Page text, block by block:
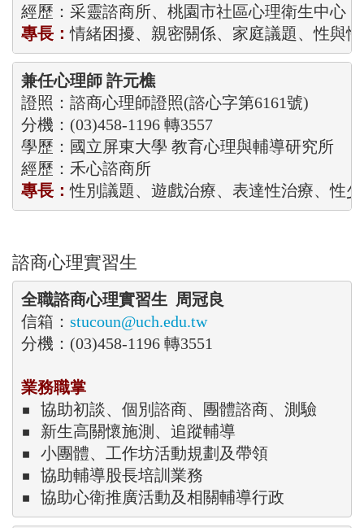
經歷：采靈諮商所、桃園市社區心理衛生中心
專長：情緒困擾、親密關係、家庭議題、性與
兼任心理師 許元樵
證照：諮商心理師證照(諮心字第6161號)
分機：(03)458-1196 轉3557
學歷：國立屏東大學 教育心理與輔導研究所
經歷：禾心諮商所
專長：性別議題、遊戲治療、表達性治療、性
諮商心理實習生
全職諮商心理實習生  周冠良
信箱：
stucoun@uch.edu.tw
分機：(03)458-1196 轉3551
業務職掌
▪ 協助初談、個別諮商、團體諮商、測驗
▪
▪ 小團體、工作坊活動規劃及帶領
▪ 協助輔導股長培訓業務
▪ 協助心衛推廣活動及相關輔導行政